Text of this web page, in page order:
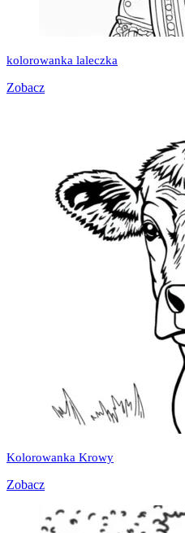
kolorowanka laleczka
Zobacz
Kolorowanka Krowy
Zobacz